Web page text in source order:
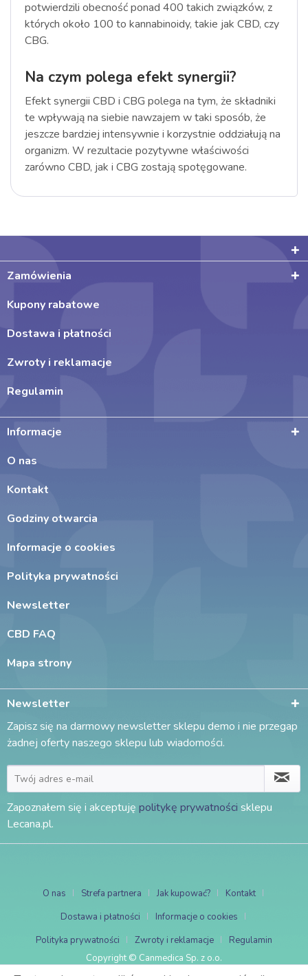
potwierdzili obecność ponad 400 takich związków, z
których około 100 to kannabinoidy, takie jak CBD, czy
CBG.
Na czym polega efekt synergii?
Efekt synergii CBD i CBG polega na tym, że składniki
te wpływają na siebie nawzajem w taki sposób, że
jeszcze bardziej intensywnie i korzystnie oddziałują na
organizm. W rezultacie pozytywne właściwości
zarówno CBD, jak i CBG zostają spotęgowane.
Zamówienia
Kupony rabatowe
Dostawa i płatności
Zwroty i reklamacje
Regulamin
Informacje
O nas
Kontakt
Godziny otwarcia
Informacje o cookies
Polityka prywatności
Newsletter
CBD FAQ
Mapa strony
Newsletter
Zapisz się na darmowy newsletter sklepu demo i nie przegap
żadnej oferty naszego sklepu lub wiadomości.
Zapoznałem się i akceptuję politykę prywatności sklepu
Lecana.pl.
O nas Strefa partnera Jak kupować?
Kontakt
Dostawa i płatności
Informacje o cookies
Polityka prywatności
Zwroty i reklamacje
Regulamin
Copyright © Canmedica Sp. z o.o.